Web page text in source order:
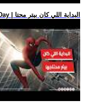
.. فيلم Spider-Man: Brand New Day | البداية اللي كان بيتر محتا